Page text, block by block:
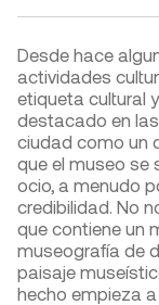
Desde hace
actividades
etiqueta cultural
destacado en
ciudad como un
que el museo se
ocio, a menudo
credibilidad. No
que contiene un
museografía de
paisaje
hecho empieza